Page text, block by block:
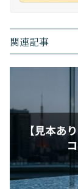
関連記事